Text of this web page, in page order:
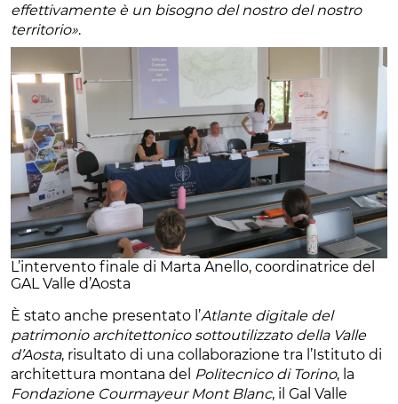
effettivamente è un bisogno del nostro del nostro
territorio».
L’intervento finale di Marta Anello, coordinatrice del
GAL Valle d’Aosta
È stato anche presentato l’Atlante digitale del
patrimonio architettonico sottoutilizzato della Valle
d’Aosta, risultato di una collaborazione tra l’Istituto di
architettura montana del Politecnico di Torino, la
Fondazione Courmayeur Mont Blanc, il Gal Valle